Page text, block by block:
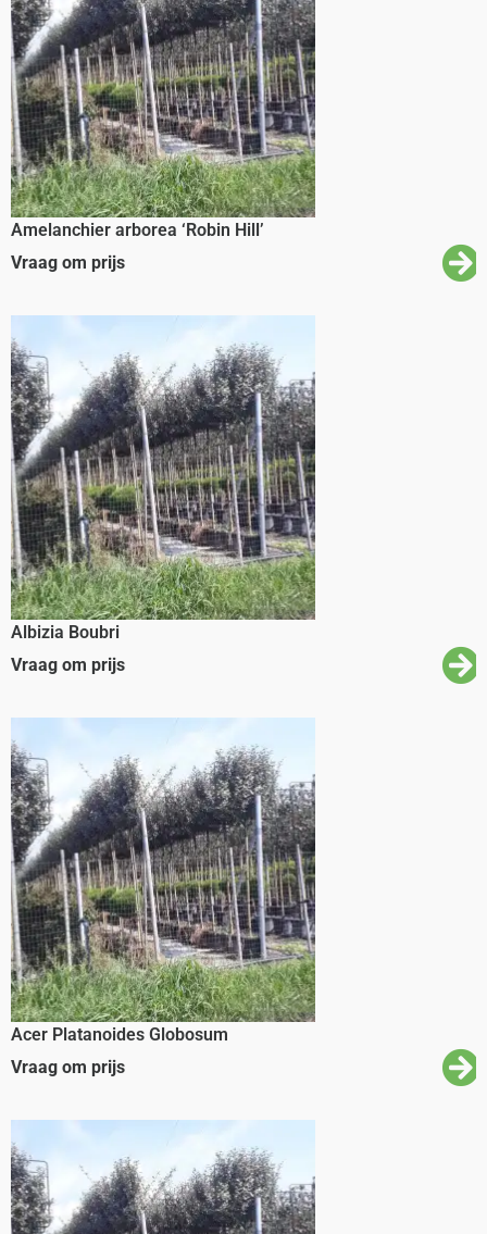
Amelanchier arborea ‘Robin Hill’
Vraag om prijs
Albizia Boubri
Vraag om prijs
Acer Platanoides Globosum
Vraag om prijs